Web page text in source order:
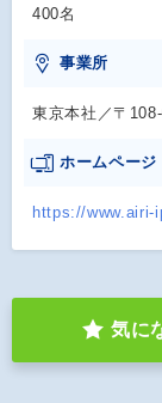
400名
事業所
東京本社／〒
ホームページ
https://www.airi-
気に